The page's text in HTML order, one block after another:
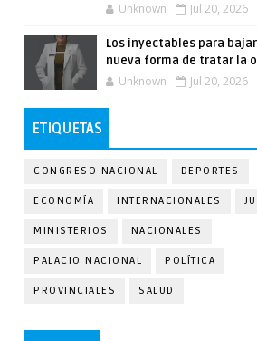
Unknown Jul 20, 2026
Los inyectables para
nueva forma de tratar la
Unknown Jul 20, 2026
ETIQUETAS
CONGRESO NACIONAL DEPORTES
ECONOMÍA INTERNACIONALES
MINISTERIOS NACIONALES
PALACIO NACIONAL POLÍTICA
PROVINCIALES SALUD